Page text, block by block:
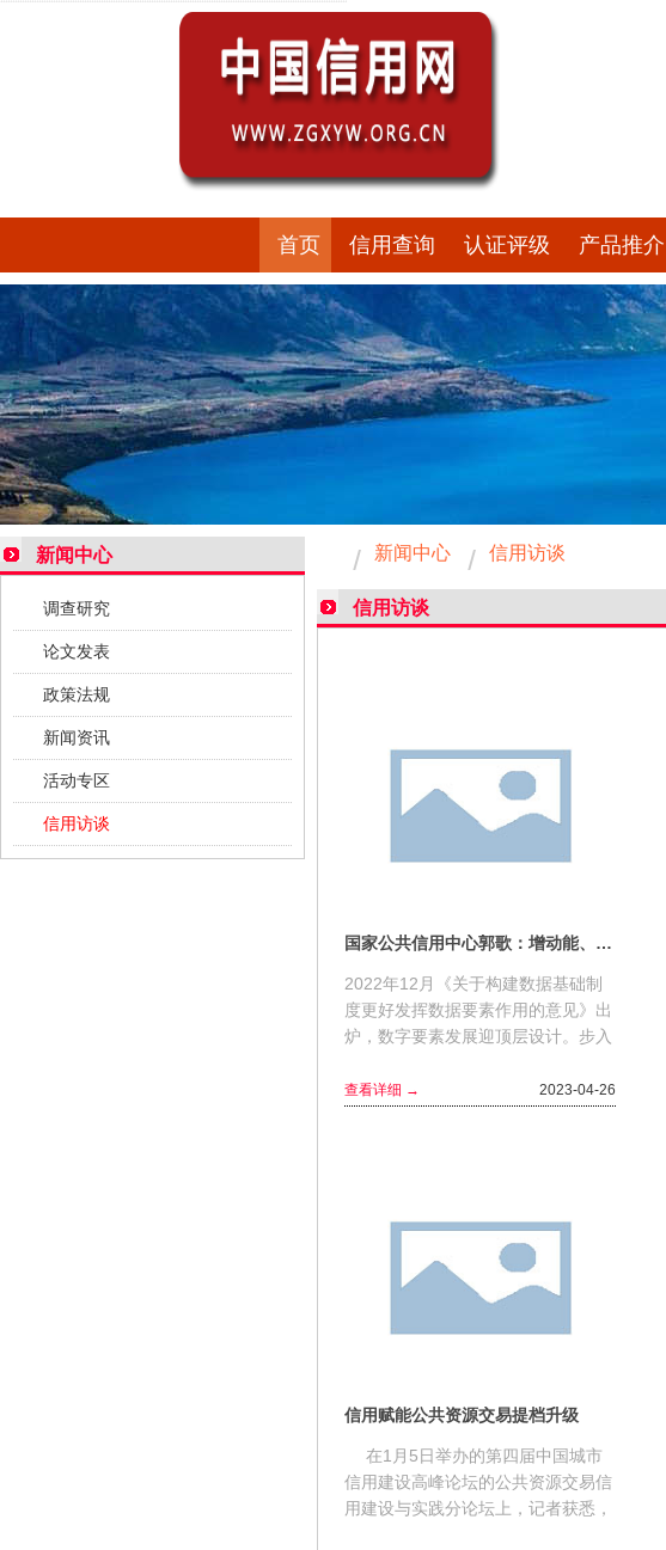
首页 信用查询 认证评级 产品推介
新闻中心
调查研究
论文发表
政策法规
新闻资讯
活动专区
信用访谈
新闻中心 信用访谈
信用访谈
国家公共信用中心郭歌：增动能、提效能、聚势能 三方面发力助推信用数据价值发挥
2022年12月《关于构建数据基础制
度更好发挥数据要素作用的意见》出
炉，数字要素发展迎顶层设计。步入
规划》印发，数字...
查看详细 → 2023-04-26
信用赋能公共资源交易提档升级
在1月5日举办的第四届中国城市
信用建设高峰论坛的公共资源交易信
用建设与实践分论坛上，记者获悉，